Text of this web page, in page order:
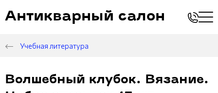
Антикварный салон
Учебная литература
Волшебный клубок. Вязание.